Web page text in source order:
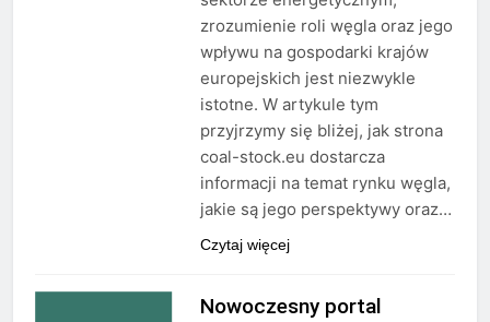
zrozumienie roli węgla oraz jego
wpływu na gospodarki krajów
europejskich jest niezwykle
istotne. W artykule tym
przyjrzymy się bliżej, jak strona
coal-stock.eu dostarcza
informacji na temat rynku węgla,
jakie są jego perspektywy oraz…
Czytaj więcej
Nowoczesny portal